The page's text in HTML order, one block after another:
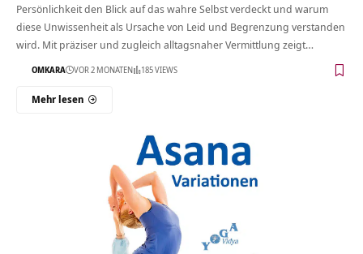
Persönlichkeit den Blick auf das wahre Selbst verdeckt und warum
diese Unwissenheit als Ursache von Leid und Begrenzung verstanden
wird. Mit präziser und zugleich alltagsnaher Vermittlung zeigt…
OMKARA VOR 2 MONATEN 185 VIEWS
Mehr lesen